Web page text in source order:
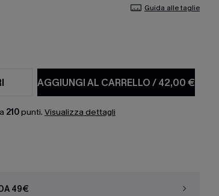
Guida alle taglie
AGGIUNGI AL CARRELLO/42,00 €
210punti. Visualizza dettagli
49€